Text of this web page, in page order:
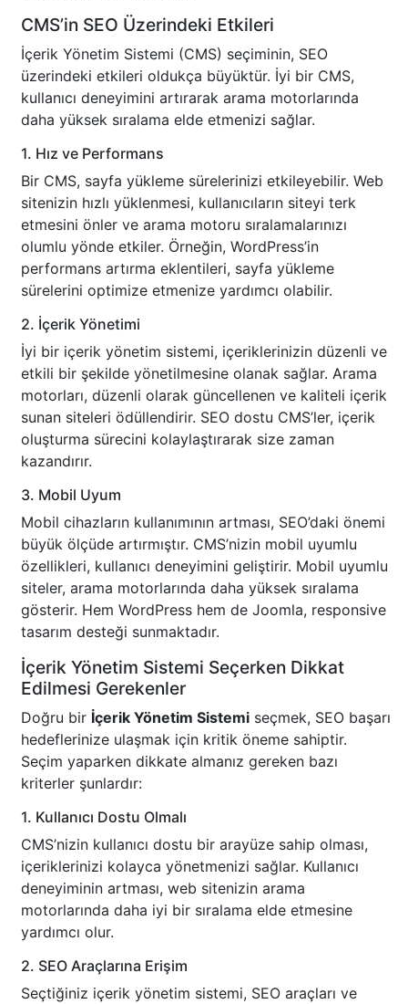
CMS’in SEO Üzerindeki Etkileri
İçerik Yönetim Sistemi (CMS) seçiminin, SEO
üzerindeki etkileri oldukça büyüktür. İyi bir CMS,
kullanıcı deneyimini artırarak arama motorlarında
daha yüksek sıralama elde etmenizi sağlar.
1. Hız ve Performans
Bir CMS, sayfa yükleme sürelerinizi etkileyebilir. Web
sitenizin hızlı yüklenmesi, kullanıcıların siteyi terk
etmesini önler ve arama motoru sıralamalarınızı
olumlu yönde etkiler. Örneğin, WordPress’in
performans artırma eklentileri, sayfa yükleme
sürelerini optimize etmenize yardımcı olabilir.
2. İçerik Yönetimi
İyi bir içerik yönetim sistemi, içeriklerinizin düzenli ve
etkili bir şekilde yönetilmesine olanak sağlar. Arama
motorları, düzenli olarak güncellenen ve kaliteli içerik
sunan siteleri ödüllendirir. SEO dostu CMS’ler, içerik
oluşturma sürecini kolaylaştırarak size zaman
kazandırır.
3. Mobil Uyum
Mobil cihazların kullanımının artması, SEO’daki önemi
büyük ölçüde artırmıştır. CMS’nizin mobil uyumlu
özellikleri, kullanıcı deneyimini geliştirir. Mobil uyumlu
siteler, arama motorlarında daha yüksek sıralama
gösterir. Hem WordPress hem de Joomla, responsive
tasarım desteği sunmaktadır.
İçerik Yönetim Sistemi Seçerken Dikkat
Edilmesi Gerekenler
Doğru bir İçerik Yönetim Sistemi seçmek, SEO başarı
hedeflerinize ulaşmak için kritik öneme sahiptir.
Seçim yaparken dikkate almanız gereken bazı
kriterler şunlardır:
1. Kullanıcı Dostu Olmalı
CMS’nizin kullanıcı dostu bir arayüze sahip olması,
içeriklerinizi kolayca yönetmenizi sağlar. Kullanıcı
deneyiminin artması, web sitenizin arama
motorlarında daha iyi bir sıralama elde etmesine
yardımcı olur.
2. SEO Araçlarına Erişim
Seçtiğiniz içerik yönetim sistemi, SEO araçları ve